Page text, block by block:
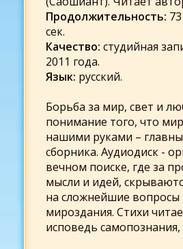
Продолжительность:
сек.
Качество: студийная
2011 года.
Язык: русский.
Борьба за мир, свет и
понимание того, что
нашими руками –
сборника. Аудиодиск -
вечном поиске, где за
мысли и идей,
на сложнейшие вопросы
мироздания. Стихи
исповедь